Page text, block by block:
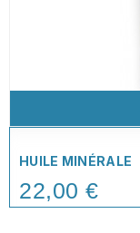
HUILE MINÉRALE
Price
22,00 €